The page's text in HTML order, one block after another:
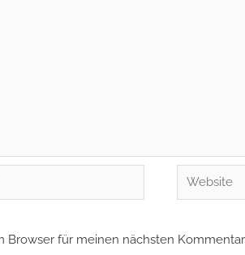
Website
Browser für meinen nächsten